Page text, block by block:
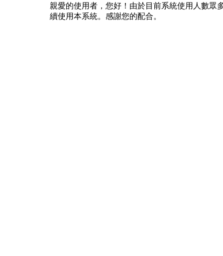
親愛的使用者，您好！由於目前系統使用人數眾
續使用本系統。感謝您的配合。